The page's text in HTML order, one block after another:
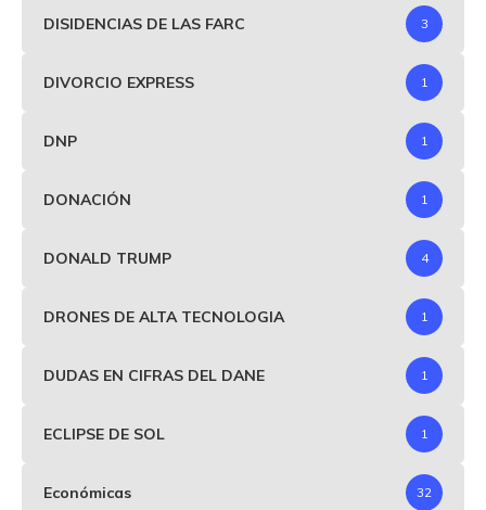
DISIDENCIAS DE LAS FARC 3
DIVORCIO EXPRESS 1
DNP 1
DONACIÓN 1
DONALD TRUMP 4
DRONES DE ALTA TECNOLOGIA 1
DUDAS EN CIFRAS DEL DANE 1
ECLIPSE DE SOL 1
Económicas 32